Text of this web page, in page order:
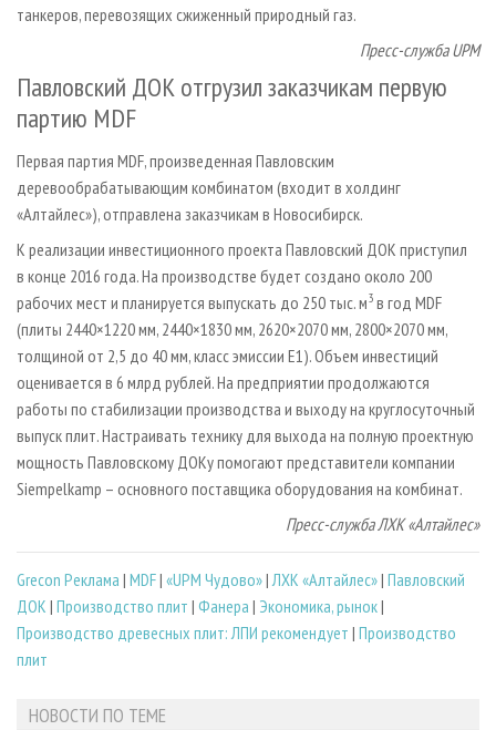
танкеров, перевозящих сжиженный природный газ.
Пресс-служба UPM
Павловский ДОК отгрузил заказчикам первую
партию MDF
Первая партия MDF, произведенная Павловским
деревообрабатывающим комбинатом (входит в холдинг
«Алтайлес»), отправлена заказчикам в Новосибирск.
К реализации инвестиционного проекта Павловский ДОК приступил
в конце 2016 года. На производстве будет создано около 200
рабочих мест и планируется выпускать до 250 тыс. м3 в год MDF
(плиты 2440×1220 мм, 2440×1830 мм, 2620×2070 мм, 2800×2070 мм,
толщиной от 2,5 до 40 мм, класс эмиссии Е1). Объем инвестиций
оценивается в 6 млрд рублей. На предприятии продолжаются
работы по стабилизации производства и выходу на круглосуточный
выпуск плит. Настраивать технику для выхода на полную проектную
мощность Павловскому ДОКу помогают представители компании
Siempelkamp – основного поставщика оборудования на комбинат.
Пресс-служба ЛХК «Алтайлес»
Grecon Реклама | MDF| «UPM Чудово»|ЛХК «Алтайлес»| Павловский
ДОК | Производство плит | Фанера | Экономика, рынок|
Производство древесных плит: ЛПИ рекомендует | Производство
плит
НОВОСТИ ПО ТЕМЕ